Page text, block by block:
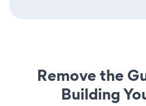
Remove the
Building